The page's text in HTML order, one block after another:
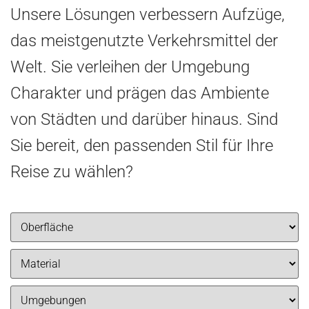
Unsere Lösungen verbessern Aufzüge,
das meistgenutzte Verkehrsmittel der
Welt. Sie verleihen der Umgebung
Charakter und prägen das Ambiente
von Städten und darüber hinaus. Sind
Sie bereit, den passenden Stil für Ihre
Reise zu wählen?